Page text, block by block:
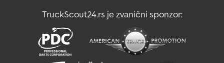
TruckScout24.rs je zvanični sponzor: